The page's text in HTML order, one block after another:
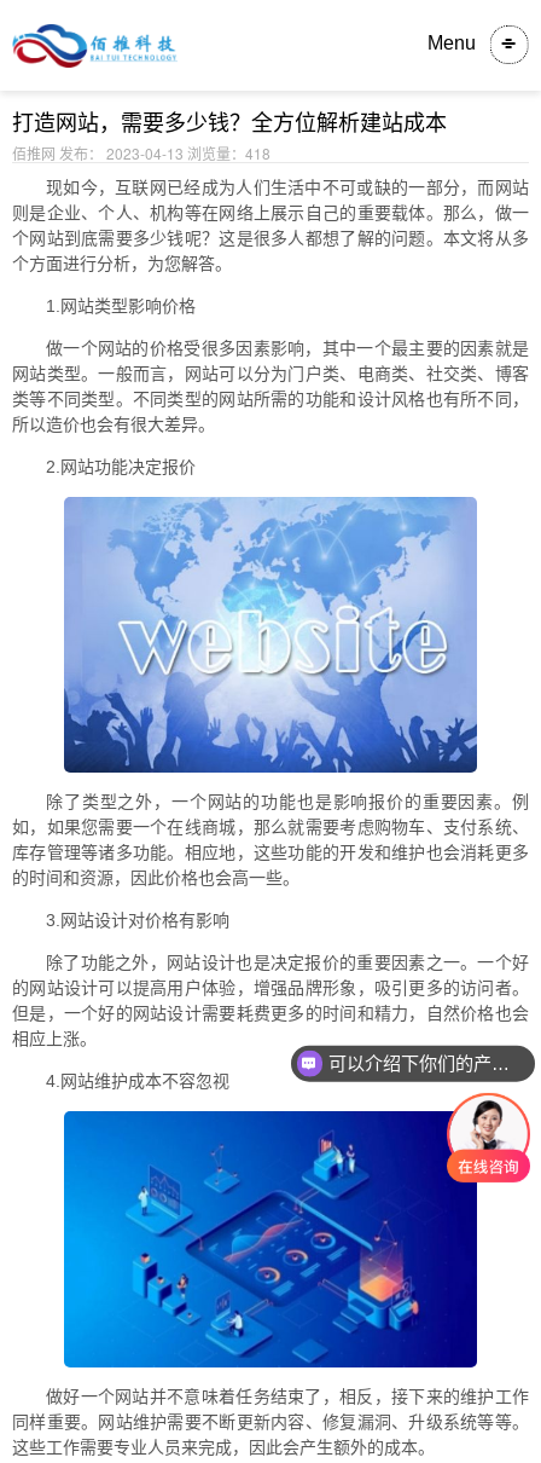
Menu
打造网站，需要多少钱？全方位解析建站成本
佰推网 发布： 2023-04-13 浏览量：418
现如今，互联网已经成为人们生活中不可或缺的一部分，而网站
则是企业、个人、机构等在网络上展示自己的重要载体。那么，做一
个网站到底需要多少钱呢？这是很多人都想了解的问题。本文将从多
个方面进行分析，为您解答。
1.网站类型影响价格
做一个网站的价格受很多因素影响，其中一个最主要的因素就是
网站类型。一般而言，网站可以分为门户类、电商类、社交类、博客
类等不同类型。不同类型的网站所需的功能和设计风格也有所不同，
所以造价也会有很大差异。
2.网站功能决定报价
除了类型之外，一个网站的功能也是影响报价的重要因素。例
如，如果您需要一个在线商城，那么就需要考虑购物车、支付系统、
库存管理等诸多功能。相应地，这些功能的开发和维护也会消耗更多
的时间和资源，因此价格也会高一些。
3.网站设计对价格有影响
除了功能之外，网站设计也是决定报价的重要因素之一。一个好
的网站设计可以提高用户体验，增强品牌形象，吸引更多的访问者。
但是，一个好的网站设计需要耗费更多的时间和精力，自然价格也会
相应上涨。
4.网站维护成本不容忽视
做好一个网站并不意味着任务结束了，相反，接下来的维护工作
同样重要。网站维护需要不断更新内容、修复漏洞、升级系统等等。
这些工作需要专业人员来完成，因此会产生额外的成本。
可以介绍下你们的产品么